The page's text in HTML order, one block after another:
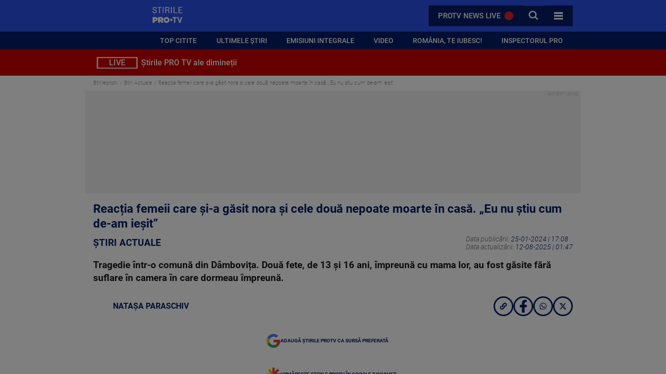
PROTV NEWS LIVE CAUTA
TOATE CATEGORIILE
TOP CITITE ULTIMELE ȘTIRI EMISIUNI INTEGRALE VIDEO ROMÂNIA, TE IUBESC! INSPECTORUL PRO
LIVE Știrile PRO TV ale dimineții
Stirileprotv Știri Actuale Reacția femeii care și-a găsit nora și cele două nepoate moarte în casă. „Eu nu știu cum de-am ieșit”
Reacția femeii care și-a găsit nora și cele două nepoate moarte în casă. „Eu nu știu cum
de-am ieșit”
ȘTIRI ACTUALE Data publicării: 25-01-2024 | 17:08
Data actualizării: 12-08-2025 | 01:47
Tragedie într-o comună din Dâmbovița. Două fete, de 13 și 16 ani, împreună cu mama lor, au fost găsite fără
suflare în camera în care dormeau împreună.
NATAȘA PARASCHIV
ADAUGĂ ȘTIRILE PROTV CA SURSĂ PREFERATĂ